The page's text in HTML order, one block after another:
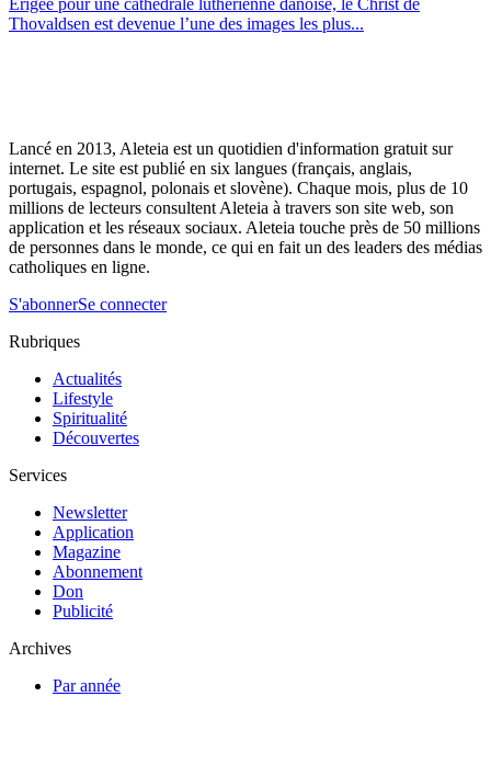
Érigée pour une cathédrale luthérienne danoise, le Christ de
Thovaldsen est devenue l’une des images les plus...
Lancé en 2013, Aleteia est un quotidien d'information gratuit sur
internet. Le site est publié en six langues (français, anglais,
portugais, espagnol, polonais et slovène). Chaque mois, plus de 10
millions de lecteurs consultent Aleteia à travers son site web, son
application et les réseaux sociaux. Aleteia touche près de 50 millions
de personnes dans le monde, ce qui en fait un des leaders des médias
catholiques en ligne.
S'abonnerSe connecter
Rubriques
Actualités
Lifestyle
Spiritualité
Découvertes
Services
Newsletter
Application
Magazine
Abonnement
Don
Publicité
Archives
Par année